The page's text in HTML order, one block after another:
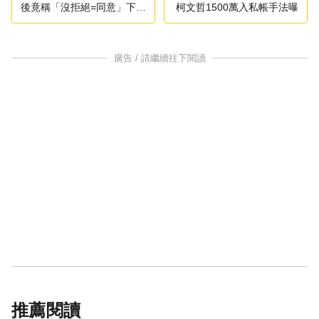
後竟稱「沒拒絕=同意」下場
出爐
柯文哲1500萬入私帳手法曝
廣告 / 請繼續往下閱讀
推薦閱讀